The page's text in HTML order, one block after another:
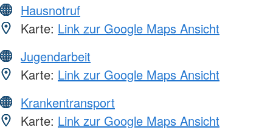
Hausnotruf
Karte: Link zur Google Maps Ansicht
Jugendarbeit
Karte: Link zur Google Maps Ansicht
Krankentransport
Karte: Link zur Google Maps Ansicht